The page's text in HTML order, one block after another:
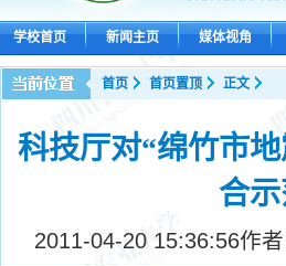
学校首页 新闻主页 媒体视角
首页 首页置顶 正文
科技厅对“绵竹市
合
2011-04-20 15:36:56作